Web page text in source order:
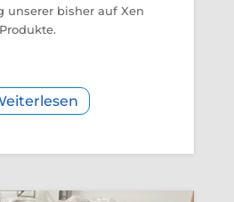
unserer bisher auf Xen